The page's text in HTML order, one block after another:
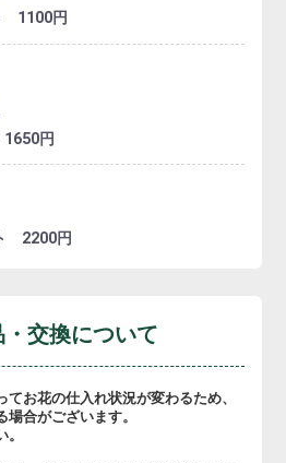
1100円
円
2200円
・交換について
お花の仕入れ状況が変わるため、
合がございます。